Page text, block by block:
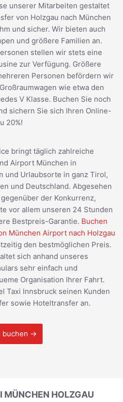
unserer Mitarbeiten gestaltet
von Holzgau nach München
und sicher. Wir bieten auch
und größere Familien an.
stellen wir stets eine
zur Verfügung. Größere
Personen befördern wir
wie etwa den
V Klasse. Buchen Sie noch
sichern Sie sich Ihren Online-
20%!
bringt täglich zahlreiche
Airport München in
und Urlaubsorte in ganz Tirol,
und Deutschland. Abgesehen
der Konkurrenz,
vor allem unseren 24 Stunden
Bestpreis-Garantie. Buchen
München Airport nach Holzgau
den bestmöglichen Preis.
sich anhand unseres
sehr einfach und
Organisation Ihrer Fahrt.
Taxi Innsbruck seinen Kunden
sowie Hoteltransfer an.
buchen →
MÜNCHEN HOLZGAU